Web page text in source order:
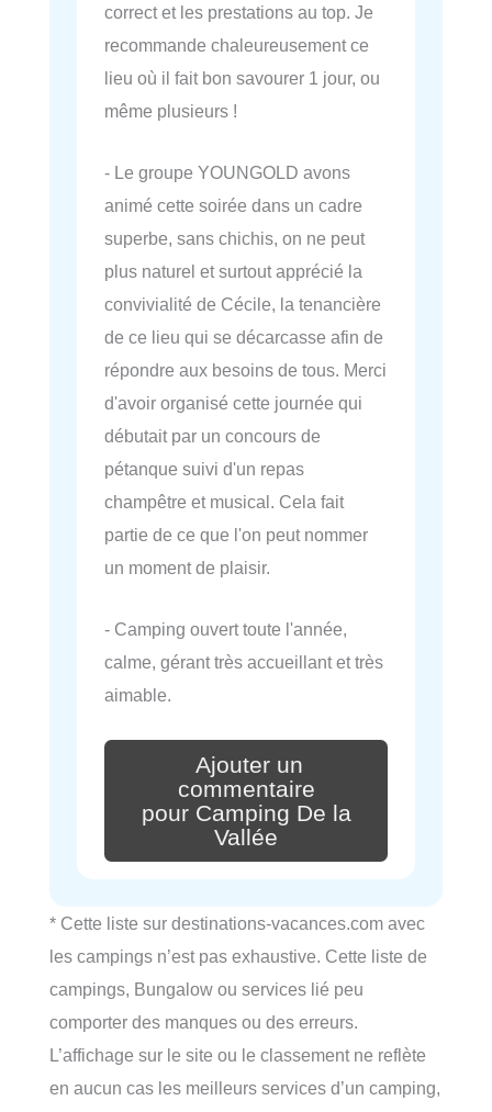
correct et les prestations au top. Je
recommande chaleureusement ce
lieu où il fait bon savourer 1 jour, ou
même plusieurs !
- Le groupe YOUNGOLD avons
animé cette soirée dans un cadre
superbe, sans chichis, on ne peut
plus naturel et surtout apprécié la
convivialité de Cécile, la tenancière
de ce lieu qui se décarcasse afin de
répondre aux besoins de tous. Merci
d'avoir organisé cette journée qui
débutait par un concours de
pétanque suivi d'un repas
champêtre et musical. Cela fait
partie de ce que l'on peut nommer
un moment de plaisir.
- Camping ouvert toute l'année,
calme, gérant très accueillant et très
aimable.
Ajouter un
commentaire
pour Camping De la
Vallée
* Cette liste sur destinations-vacances.com avec
les campings n’est pas exhaustive. Cette liste de
campings, Bungalow ou services lié peu
comporter des manques ou des erreurs.
L’affichage sur le site ou le classement ne reflète
en aucun cas les meilleurs services d’un camping,